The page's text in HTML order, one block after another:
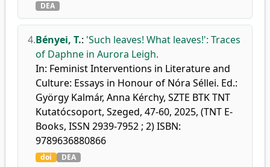
DEA
4.Bényei, T.: 'Such leaves! What leaves!': Traces
of Daphne in Aurora Leigh.
In: Feminist Interventions in Literature and
Culture: Essays in Honour of Nóra Séllei. Ed.:
György Kalmár, Anna Kérchy, SZTE BTK TNT
Kutatócsoport, Szeged, 47-60, 2025, (TNT E-
Books, ISSN 2939-7952 ; 2) ISBN:
9789636880866
doi DEA